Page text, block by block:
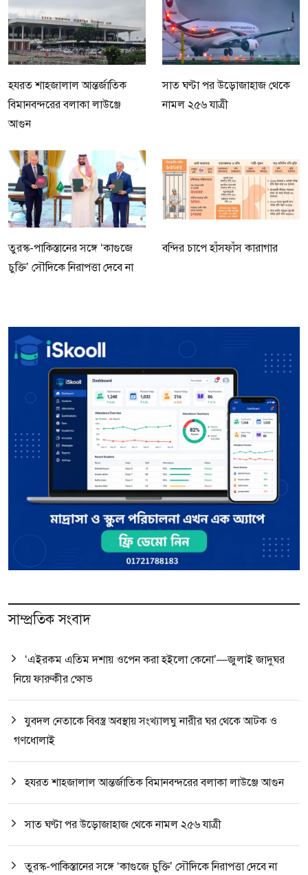
হযরত শাহজালাল আন্তর্জাতিক
বিমানবন্দরের বলাকা লাউঞ্জে
আগুন
সাত ঘণ্টা পর উড়োজাহাজ থেকে
নামল ২৫৬ যাত্রী
তুরস্ক-পাকিস্তানের সঙ্গে ‘কাগুজে
চুক্তি’ সৌদিকে নিরাপত্তা দেবে না
বন্দির চাপে হাঁসফাঁস কারাগার
সাম্প্রতিক সংবাদ
‘এইরকম এতিম দশায় ওপেন করা হইলো কেনো’—জুলাই জাদুঘর
নিয়ে ফারুকীর ক্ষোভ
যুবদল নেতাকে বিবস্ত্র অবস্থায় সংখ্যালঘু নারীর ঘর থেকে আটক ও
গণধোলাই
হযরত শাহজালাল আন্তর্জাতিক বিমানবন্দরের বলাকা লাউঞ্জে আগুন
সাত ঘণ্টা পর উড়োজাহাজ থেকে নামল ২৫৬ যাত্রী
তুরস্ক-পাকিস্তানের সঙ্গে ‘কাগুজে চুক্তি’ সৌদিকে নিরাপত্তা দেবে না